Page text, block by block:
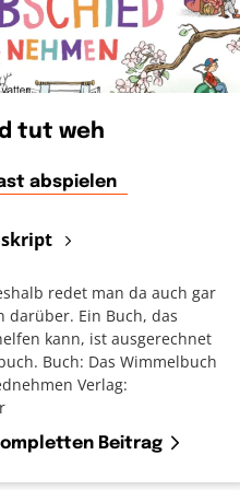
tut weh
abspielen
redet man da auch gar
darüber. Ein Buch, das
kann, ist ausgerechnet
Buch: Das Wimmelbuch
Verlag:
Beitrag